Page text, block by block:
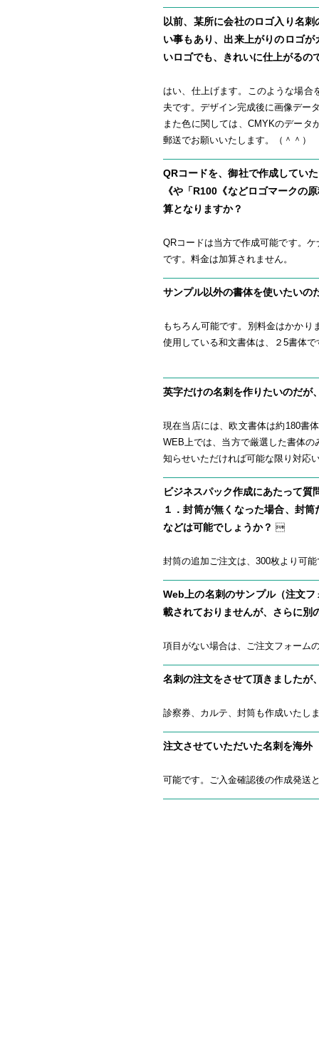
以前、某所に会社のロゴ入り名
い事もあり、出来上がりのロゴ
いロゴでも、きれいに仕上がるの
はい、仕上げます。このような場合
夫です。デザイン完成後に画像デー
また色に関しては、CMYKのデータ
郵送でお願いいたします。（＾＾）
QRコードを、御社で作成してい
《や「R100《などロゴマークの
算となりますか？
QRコードは当方で作成可能です。
です。料金は加算されません。
サンプル以外の書体を使いたい
もちろん可能です。別料金はかか
使用している和文書体は、２5書体
英字だけの名刺を作りたいのだが
現在当店には、欧文書体は約180書
WEB上では、当方で厳選した書体
知らせいただければ可能な限り対応
ビジネスパック作成にあたって質
１．封筒が無くなった場合、封
などは可能でしょうか？ 
封筒の追加ご注文は、300枚より可
Web上の名刺のサンプル（注文
載されておりませんが、さらに別
項目がない場合は、ご注文フォーム
名刺の注文をさせて頂きましたが
診察券、カルテ、封筒も作成いたし
注文させていただいた名刺を海外
可能です。ご入金確認後の作成発送